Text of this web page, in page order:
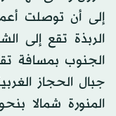
إلى أن توصلت
الربذة تقع إلى
جبال الحجاز